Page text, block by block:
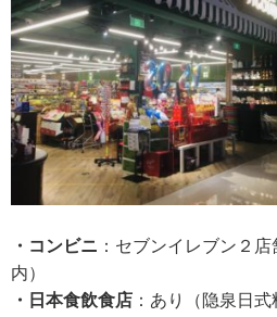
・コンビニ ：セブンイレブン２
内）
・日本食飲食店 ：あり（ 隐泉日式